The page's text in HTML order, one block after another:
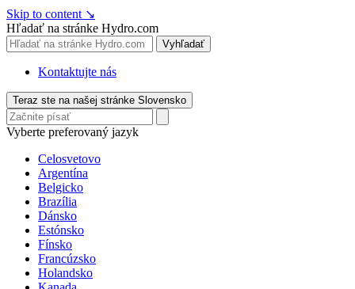
Skip to content ↘
Hľadať na stránke Hydro.com
Vyhľadať
Kontaktujte nás
Teraz ste na našej stránke Slovensko
Vyberte preferovaný jazyk
Celosvetovo
Argentína
Belgicko
Brazília
Dánsko
Estónsko
Fínsko
Francúzsko
Holandsko